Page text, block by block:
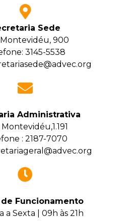
Sede
900
3145-5538
Administrativa
: 2187-7070
de Funcionamento
a Sexta | 09h às 21h